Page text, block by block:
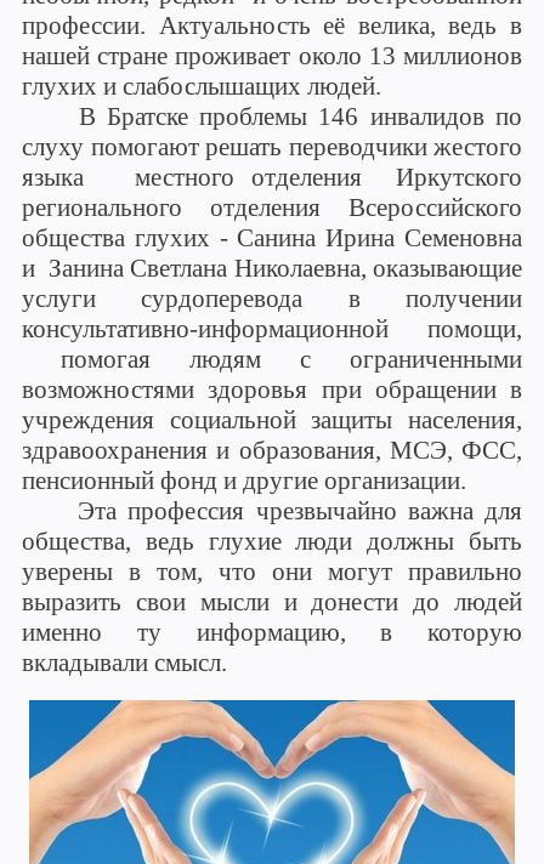
профессии. Актуальность её велика, ведь в
нашей стране проживает около 13 миллионов
глухих и слабослышащих людей.
В Братске проблемы 146 инвалидов по
слуху помогают решать переводчики жестого
языка местного отделения Иркутского
регионального отделения Всероссийского
общества глухих - Санина Ирина Семеновна
и Занина Светлана Николаевна, оказывающие
услуги сурдоперевода в получении
консультативно-информационной помощи,
помогая людям с ограниченными
возможностями здоровья при обращении в
учреждения социальной защиты населения,
здравоохранения и образования, МСЭ, ФСС,
пенсионный фонд и другие организации.
Эта профессия чрезвычайно важна для
общества, ведь глухие люди должны быть
уверены в том, что они могут правильно
выразить свои мысли и донести до людей
именно ту информацию, в которую
вкладывали смысл.